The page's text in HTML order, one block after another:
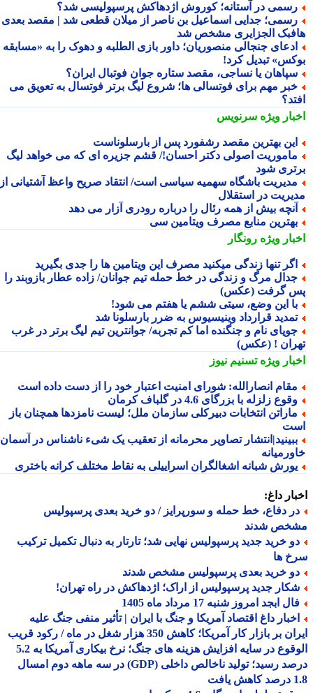
در آستانه؛ کوروش اژدهاکش پرسپولیسی شد؟
جدایی اسماعیل بن ناصر از میلان قطعی شد | مقصد بعدی
الجزایری مشخص شد
جنجالی منصوریان؛ داور بازی الطلبه و دهوک را به «مسابقه
تبدیل کرد!
یا نساجی، مقصد ستاره جوان فوتبال ایران؟
مهم برای فوتسالی ها؛ شروع لیگ برتر فوتسال به تعویق می
ویژهسرنویس
بهترین مقصد رشفورد پس از بارسلوناست
اصولی دکتر احسان!/ قشم جزیره ای که می خواهد لیگ
شود
باشگاه سهمیه سیاسی است/ انتقاد صریح واعظ آشتیانی از
در استقلال
بیش از همه رئال را درباره رودری آزار می دهد
منابع مصرف ویتامین سی
ویژهرونگار
تنها زندگی میکنید مصرف این ویتامین ها را جدی بگیرید
مرگ و زندگی در خط حمله تیم جوانان/ زاده عطار بازوبند را
گرفت (عکس)
این وضع، سیتی ششم یا هفتم می شود!
قرارداد وینیسیوس به ضرر بارسلونا شد
نام و جنگنده اما کم تجربه/ جوانترین تیم لیگ برتر در غرب
! (عکس)
ویژهتسنیم نیوز
انصارالله: شورای امنیت اعتبار خود را از دست داده است
زلزله با بزرگای 4.6 در گلباف کرمان
انتخابات دبیرکلی سازمان ملل؛ لیست نامزدها همچنان باز
تصاویر محرمانه از تعقیب یک شیء ناشناس در آسمان
شبانه اشغالگران اسراییلی به نقاط مختلف کرانه باختری
داغ:
دفاع، خط حمله و سورپرایز / دو خرید بعدی پرسپولیس
شدند
خرید جدید پرسپولیس نهایی شد؛ تارتار به دنبال تکمیل ترکیب
ها
خرید بعدی پرسپولیس مشخص شدند
جدید پرسپولیس از اراک؛ اژدهاکش در راه تهران!
ابجد امروز شنبه 17 مرداد ماه 1405
داغ اقتصاد آمریکا و جنگ با ایران | تأثیر منفی جنگ علیه
ایران بر بازار کار آمریکا؛ کاهش 350 هزار شغل در ماه / رکود قریب
الوقوع در سایه افزایش هزینه های جنگ؛ نرخ بیکاری آمریکا به 5.2
درصد رسید؛ تولید ناخالص داخلی (GDP) در سه ماهه دوم امسال